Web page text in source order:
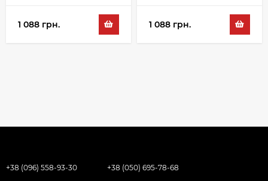
1 088 грн. 1 088 грн.
+38 (096) 558-93-30 +38 (050) 695-78-68